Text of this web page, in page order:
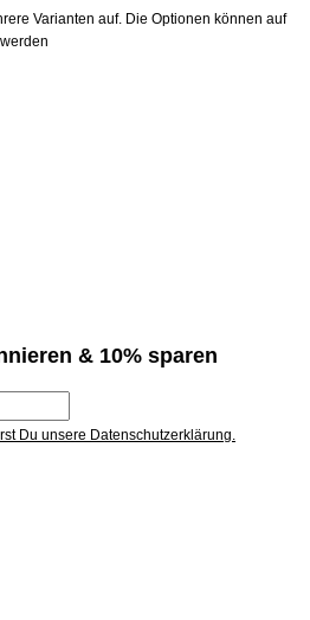
Varianten auf. Die Optionen können auf
& 10% sparen
Du unsere Datenschutzerklärung.